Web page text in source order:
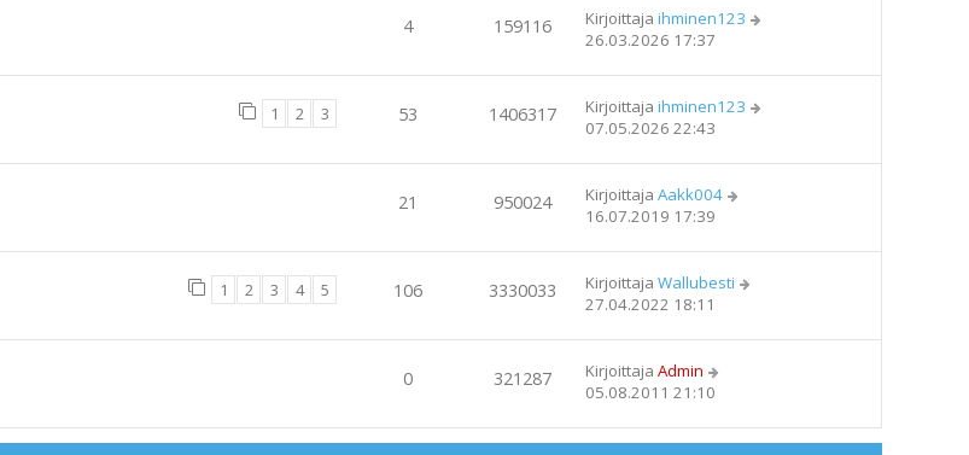
i
4 159116 Kirjoittaja ihminen123
26.03.2026 17:37
1 2 3 53 1406317 Kirjoittaja ihminen123
07.05.2026 22:43
21 950024 Kirjoittaja Aakk004
16.07.2019 17:39
1 2 3 4 5 106 3330033 Kirjoittaja Wallubesti
27.04.2022 18:11
0 321287 Kirjoittaja Admin
05.08.2011 21:10